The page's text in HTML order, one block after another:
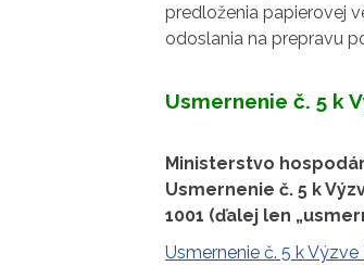
predloženia papierovej
odoslania na prepravu
Usmernenie č. 5 k
Ministerstvo
Usmernenie č. 5 k
1001 (ďalej len
Usmernenie č. 5 k